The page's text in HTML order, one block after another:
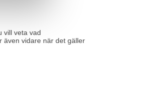
vill veta vad
även vidare när det gäller